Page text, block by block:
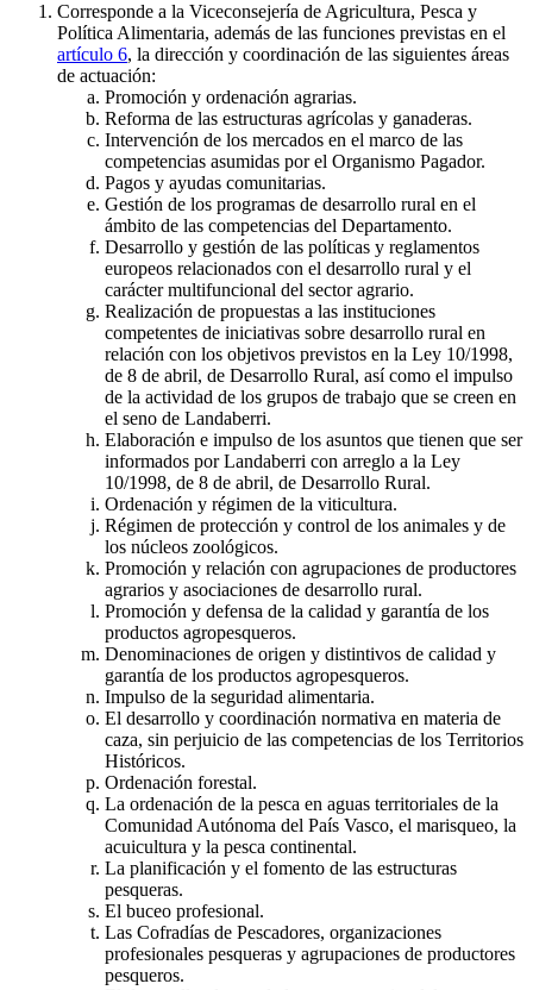
Corresponde a la Viceconsejería de Agricultura, Pesca y
Política Alimentaria, además de las funciones previstas en el
artículo 6, la dirección y coordinación de las siguientes áreas
de actuación:
Promoción y ordenación agrarias.
Reforma de las estructuras agrícolas y ganaderas.
Intervención de los mercados en el marco de las
competencias asumidas por el Organismo Pagador.
Pagos y ayudas comunitarias.
Gestión de los programas de desarrollo rural en el
ámbito de las competencias del Departamento.
Desarrollo y gestión de las políticas y reglamentos
europeos relacionados con el desarrollo rural y el
carácter multifuncional del sector agrario.
Realización de propuestas a las instituciones
competentes de iniciativas sobre desarrollo rural en
relación con los objetivos previstos en la Ley 10/1998,
de 8 de abril, de Desarrollo Rural, así como el impulso
de la actividad de los grupos de trabajo que se creen en
el seno de Landaberri.
Elaboración e impulso de los asuntos que tienen que ser
informados por Landaberri con arreglo a la Ley
10/1998, de 8 de abril, de Desarrollo Rural.
Ordenación y régimen de la viticultura.
Régimen de protección y control de los animales y de
los núcleos zoológicos.
Promoción y relación con agrupaciones de productores
agrarios y asociaciones de desarrollo rural.
Promoción y defensa de la calidad y garantía de los
productos agropesqueros.
Denominaciones de origen y distintivos de calidad y
garantía de los productos agropesqueros.
Impulso de la seguridad alimentaria.
El desarrollo y coordinación normativa en materia de
caza, sin perjuicio de las competencias de los Territorios
Históricos.
Ordenación forestal.
La ordenación de la pesca en aguas territoriales de la
Comunidad Autónoma del País Vasco, el marisqueo, la
acuicultura y la pesca continental.
La planificación y el fomento de las estructuras
pesqueras.
El buceo profesional.
Las Cofradías de Pescadores, organizaciones
profesionales pesqueras y agrupaciones de productores
pesqueros.